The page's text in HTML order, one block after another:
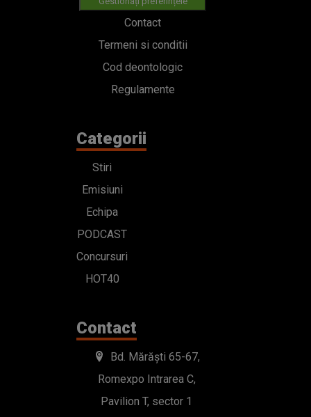
Contact
Termeni si conditii
Cod deontologic
Regulamente
Categorii
Stiri
Emisiuni
Echipa
PODCAST
Concursuri
HOT40
Contact
Bd. Mărăști 65-67,
Romexpo Intrarea C,
Pavilion T, sector 1